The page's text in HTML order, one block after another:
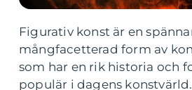
Figurativ konst är en
mångfacetterad form av
som har en rik historia och
populär i dagens